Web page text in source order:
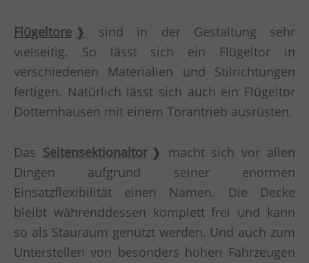
Flügeltore
sind in der Gestaltung sehr
vielseitig. So lässt sich ein Flügeltor in
verschiedenen Materialien und Stilrichtungen
fertigen. Natürlich lässt sich auch ein Flügeltor
Dotternhausen mit einem Torantrieb ausrüsten.
Das Seitensektionaltor
macht sich vor allen
Dingen aufgrund seiner enormen
Einsatzflexibilität einen Namen. Die Decke
bleibt währenddessen komplett frei und kann
so als Stauraum genutzt werden. Und auch zum
Unterstellen von besonders hohen Fahrzeugen